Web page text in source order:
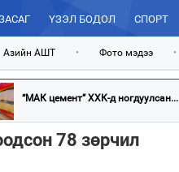
ҮЗЭЛ БОДОЛ СПОРТ
Азийн АШТ • Фото мэдээ •
“МАК цемент” ХХК-д ногдуулсан...
78 зөрчил